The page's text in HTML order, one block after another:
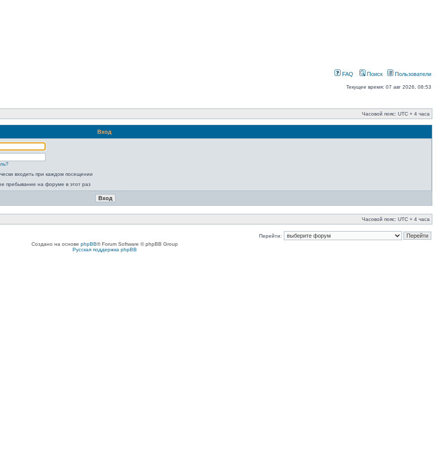
FAQ Поиск Пользователи
Текущее время: 07 авг 2026, 08:53
Часовой пояс: UTC + 4 часа
Вход
входить при каждом посещении
пребывание на форуме в этот раз
Часовой пояс: UTC + 4 часа
Перейти:
Создано на основе phpBB® Forum Software © phpBB Group
Русская поддержка phpBB